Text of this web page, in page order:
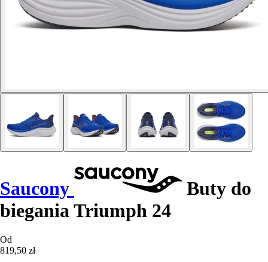
Saucony
Buty do
biegania Triumph 24
Od
819,50 zł